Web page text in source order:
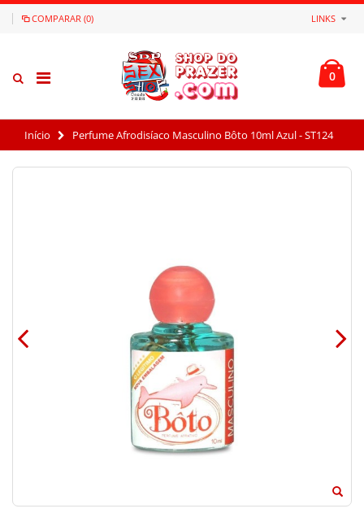
COMPARAR (0) LINKS
0
Início Perfume Afrodisíaco Masculino Bôto 10ml Azul - ST124